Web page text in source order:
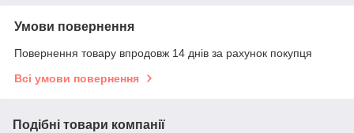
Умови повернення
Повернення товару впродовж 14 днів за рахунок покупця
Всі умови повернення
Подібні товари компанії